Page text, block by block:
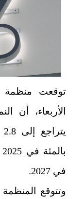
توقعت منظمة
الأربعاء، أن
في 2027.